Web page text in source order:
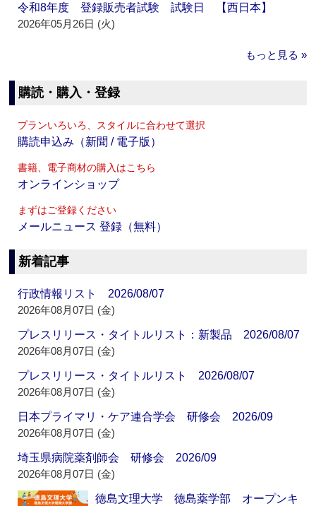
令和8年度 登録販売者試験 試験日 【西日本】
2026年05月26日 (火)
もっと見る »
購読・購入・登録
プランいろいろ、スタイルに合わせて選択
購読申込み（新聞 / 電子版）
書籍、電子商材の購入はこちら
オンラインショップ
まずはご登録ください
メールニュース 登録（無料）
新着記事
行政情報リスト 2026/08/07
2026年08月07日 (金)
プレスリリース・タイトルリスト：新製品 2026/08/07
2026年08月07日 (金)
プレスリリース・タイトルリスト 2026/08/07
2026年08月07日 (金)
日本プライマリ・ケア連合学会 研修会 2026/09
2026年08月07日 (金)
埼玉県病院薬剤師会 研修会 2026/09
2026年08月07日 (金)
徳島文理大学 徳島薬学部 オープンキ